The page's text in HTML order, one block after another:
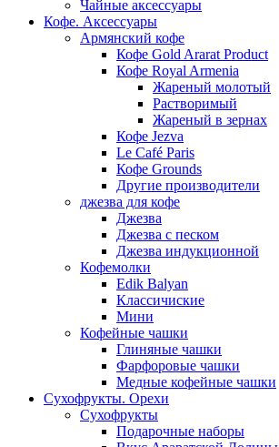
Чайные аксессуары
Кофе. Аксессуары
Армянский кофе
Кофе Gold Ararat Product
Кофе Royal Armenia
Жареный молотый
Растворимый
Жареный в зернах
Кофе Jezva
Le Café Paris
Кофе Grounds
Другие производители
джезва для кофе
Джезва
Джезва с песком
Джезва индукционной
Кофемолки
Edik Balyan
Классичиские
Мини
Кофейные чашки
Глиняные чашки
Фарфоровые чашки
Медные кофейные чашки
Сухофрукты. Орехи
Сухофрукты
Подарочные наборы